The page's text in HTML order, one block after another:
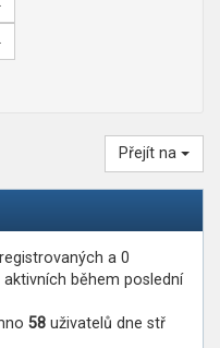
Přejít na
a 0
během poslední
58 uživatelů dne stř